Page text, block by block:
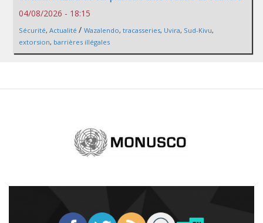
04/08/2026 - 18:15
Sécurité, Actualité / Wazalendo, tracasseries, Uvira, Sud-Kivu,
extorsion, barrières illégales